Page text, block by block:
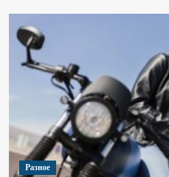
Разное